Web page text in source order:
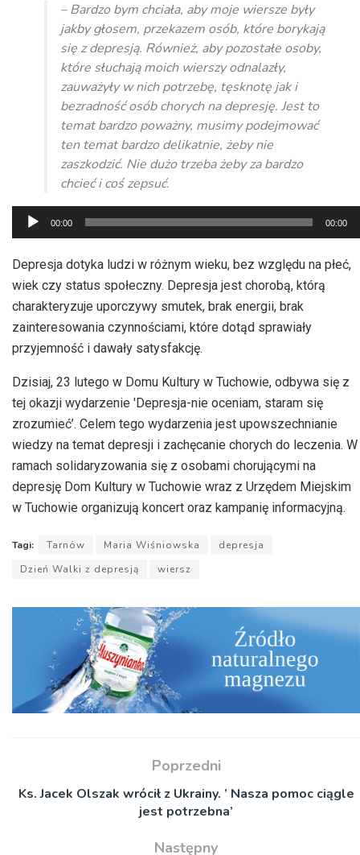
– Bardzo bym chciała, aby moje wiersze były
jakby głosem, przekazem osób, które borykają
się z depresją. Również, aby pozostałe osoby,
które słuchają moich wierszy odnalazły,
zauważyły w nich potrzebę, tęsknotę jak i
bezradność osób chorych na depresję. Jest to
temat bardzo poważny, musimy podejmować
ten temat bardzo delikatnie, żeby nie
zaszkodzić. Nie dużo trzeba żeby za bardzo
chcieć i coś zepsuć.
Odtwarzacz
plików
dźwiękowych
00:00 00:00
Depresja dotyka ludzi w różnym wieku, bez względu na płeć,
wiek czy status społeczny. Depresja jest chorobą, którą
charakteryzuje uporczywy smutek, brak energii, brak
zainteresowania czynnościami, które dotąd sprawiały
przyjemność i dawały satysfakcję.
Dzisiaj, 23 lutego w Domu Kultury w Tuchowie, odbywa się z
tej okazji wydarzenie 'Depresja-nie oceniam, staram się
zrozumieć’. Celem tego wydarzenia jest upowszechnianie
wiedzy na temat depresji i zachęcanie chorych do leczenia. W
ramach solidaryzowania się z osobami chorującymi na
depresję Dom Kultury w Tuchowie wraz z Urzędem Miejskim
w Tuchowie organizują koncert oraz kampanię informacyjną.
Tagi: Tarnów Maria Wiśniowska
depresja
Dzień Walki z depresją
wiersz
Poprzedni
Ks. Jacek Olszak wrócił z Ukrainy. ’ Nasza pomoc ciągle
jest potrzebna’
Następny